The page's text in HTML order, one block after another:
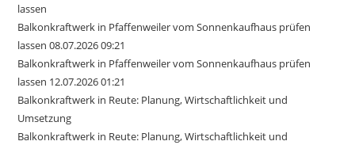
lassen
Balkonkraftwerk in Pfaffenweiler vom Sonnenkaufhaus prüfen
lassen 08.07.2026 09:21
Balkonkraftwerk in Pfaffenweiler vom Sonnenkaufhaus prüfen
lassen 12.07.2026 01:21
Balkonkraftwerk in Reute: Planung, Wirtschaftlichkeit und
Umsetzung
Balkonkraftwerk in Reute: Planung, Wirtschaftlichkeit und